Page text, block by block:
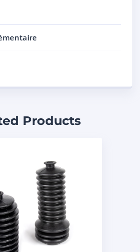
Products